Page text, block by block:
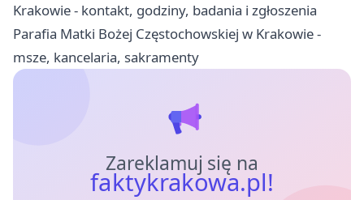
Krakowie - kontakt, godziny, badania i zgłoszenia
Parafia Matki Bożej Częstochowskiej w Krakowie -
msze, kancelaria, sakramenty
Zareklamuj się na
faktykrakowa.pl!